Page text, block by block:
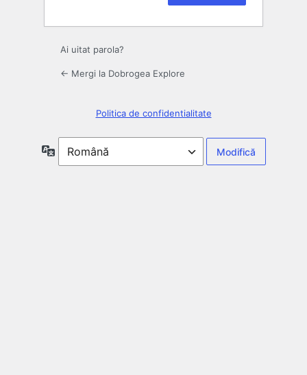
Ai uitat parola?
← Mergi la Dobrogea Explore
Politica de confidentialitate
Limbă